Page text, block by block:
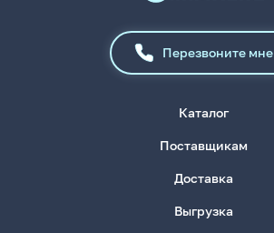
Перезвоните мне
Каталог
Поставщикам
Доставка
Выгрузка